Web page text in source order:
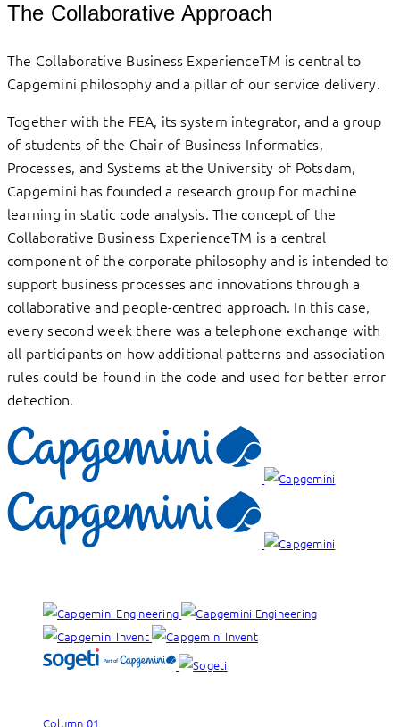
The Collaborative Approach
The Collaborative Business ExperienceTM is central to
Capgemini philosophy and a pillar of our service delivery.
Together with the FEA, its system integrator, and a group
of students of the Chair of Business Informatics,
Processes, and Systems at the University of Potsdam,
Capgemini has founded a research group for machine
learning in static code analysis. The concept of the
Collaborative Business ExperienceTM is a central
component of the corporate philosophy and is intended to
support business processes and innovations through a
collaborative and people-centred approach. In this case,
every second week there was a telephone exchange with
all participants on how additional patterns and association
rules could be found in the code and used for better error
detection.
Column 01